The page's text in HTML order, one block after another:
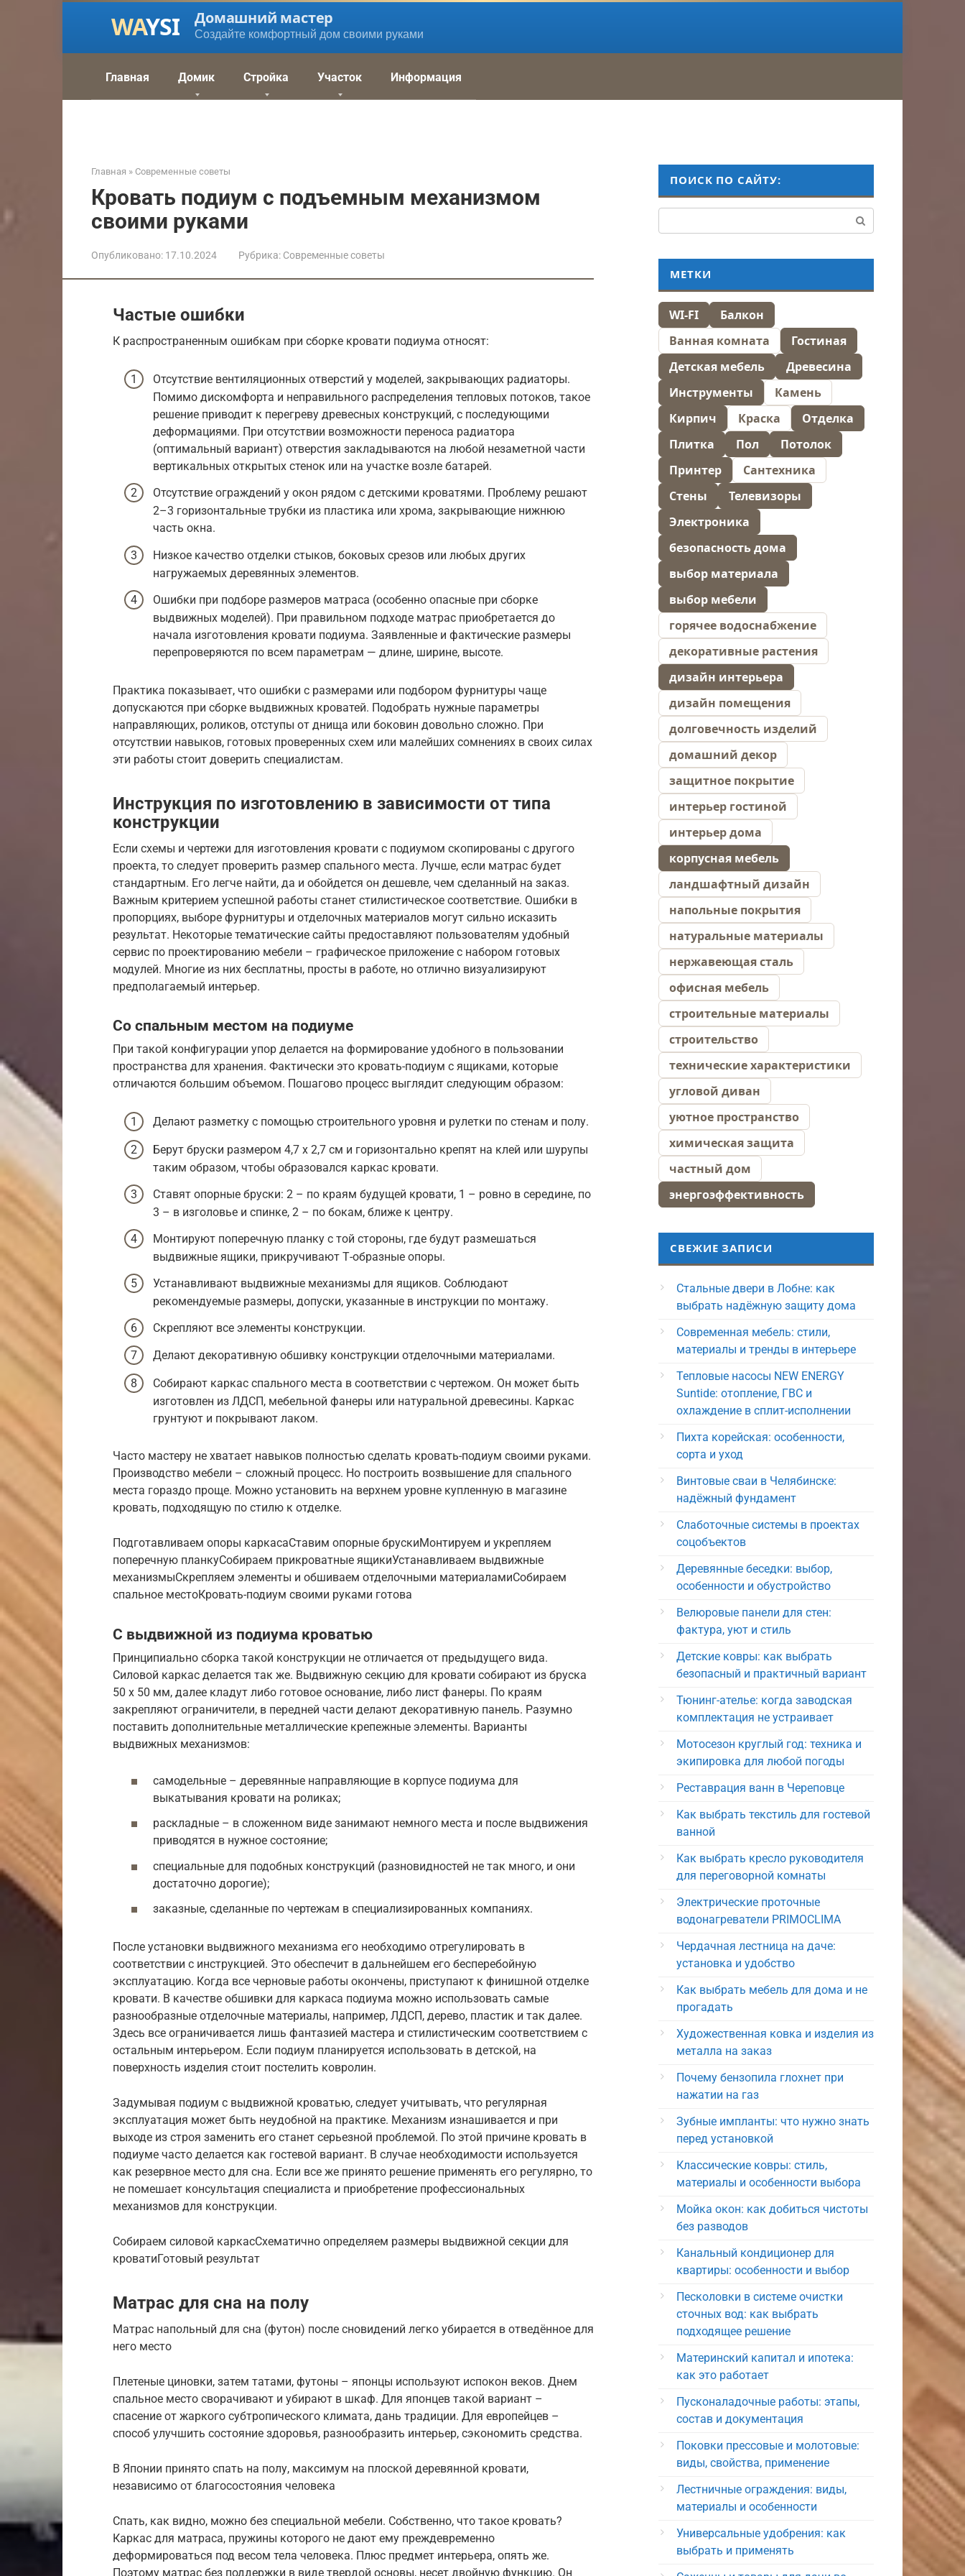
Домашний мастер
Создайте комфортный дом своими руками
Главная Домик Стройка Участок Информация
Главная » Современные советы
Кровать подиум с подъемным механизмом
своими руками
Опубликовано: 17.10.2024 Рубрика: Современные советы
Частые ошибки
К распространенным ошибкам при сборке кровати подиума относят:
Отсутствие вентиляционных отверстий у моделей, закрывающих радиаторы.
Помимо дискомфорта и неправильного распределения тепловых потоков, такое
решение приводит к перегреву древесных конструкций, с последующими
деформациями. При отсутствии возможности переноса радиатора
(оптимальный вариант) отверстия закладываются на любой незаметной части
вертикальных открытых стенок или на участке возле батарей.
Отсутствие ограждений у окон рядом с детскими кроватями. Проблему решают
2–3 горизонтальные трубки из пластика или хрома, закрывающие нижнюю
часть окна.
Низкое качество отделки стыков, боковых срезов или любых других
нагружаемых деревянных элементов.
Ошибки при подборе размеров матраса (особенно опасные при сборке
выдвижных моделей). При правильном подходе матрас приобретается до
начала изготовления кровати подиума. Заявленные и фактические размеры
перепроверяются по всем параметрам — длине, ширине, высоте.
Практика показывает, что ошибки с размерами или подбором фурнитуры чаще
допускаются при сборке выдвижных кроватей. Подобрать нужные параметры
направляющих, роликов, отступы от днища или боковин довольно сложно. При
отсутствии навыков, готовых проверенных схем или малейших сомнениях в своих силах
эти работы стоит доверить специалистам.
Инструкция по изготовлению в зависимости от типа
конструкции
Если схемы и чертежи для изготовления кровати с подиумом скопированы с другого
проекта, то следует проверить размер спального места. Лучше, если матрас будет
стандартным. Его легче найти, да и обойдется он дешевле, чем сделанный на заказ.
Важным критерием успешной работы станет стилистическое соответствие. Ошибки в
пропорциях, выборе фурнитуры и отделочных материалов могут сильно исказить
результат. Некоторые тематические сайты предоставляют пользователям удобный
сервис по проектированию мебели – графическое приложение с набором готовых
модулей. Многие из них бесплатны, просты в работе, но отлично визуализируют
предполагаемый интерьер.
Со спальным местом на подиуме
При такой конфигурации упор делается на формирование удобного в пользовании
пространства для хранения. Фактически это кровать-подиум с ящиками, которые
отличаются большим объемом. Пошагово процесс выглядит следующим образом:
Делают разметку с помощью строительного уровня и рулетки по стенам и полу.
Берут бруски размером 4,7 х 2,7 см и горизонтально крепят на клей или шурупы
таким образом, чтобы образовался каркас кровати.
Ставят опорные бруски: 2 – по краям будущей кровати, 1 – ровно в середине, по
3 – в изголовье и спинке, 2 – по бокам, ближе к центру.
Монтируют поперечную планку с той стороны, где будут размешаться
выдвижные ящики, прикручивают Т-образные опоры.
Устанавливают выдвижные механизмы для ящиков. Соблюдают
рекомендуемые размеры, допуски, указанные в инструкции по монтажу.
Скрепляют все элементы конструкции.
Делают декоративную обшивку конструкции отделочными материалами.
Собирают каркас спального места в соответствии с чертежом. Он может быть
изготовлен из ЛДСП, мебельной фанеры или натуральной древесины. Каркас
грунтуют и покрывают лаком.
Часто мастеру не хватает навыков полностью сделать кровать-подиум своими руками.
Производство мебели – сложный процесс. Но построить возвышение для спального
места гораздо проще. Можно установить на верхнем уровне купленную в магазине
кровать, подходящую по стилю к отделке.
Подготавливаем опоры каркасаСтавим опорные брускиМонтируем и укрепляем
поперечную планкуСобираем прикроватные ящикиУстанавливаем выдвижные
механизмыСкрепляем элементы и обшиваем отделочными материаламиСобираем
спальное местоКровать-подиум своими руками готова
С выдвижной из подиума кроватью
Принципиально сборка такой конструкции не отличается от предыдущего вида.
Силовой каркас делается так же. Выдвижную секцию для кровати собирают из бруска
50 х 50 мм, далее кладут либо готовое основание, либо лист фанеры. По краям
закрепляют ограничители, в передней части делают декоративную панель. Разумно
поставить дополнительные металлические крепежные элементы. Варианты
выдвижных механизмов:
самодельные – деревянные направляющие в корпусе подиума для
выкатывания кровати на роликах;
раскладные – в сложенном виде занимают немного места и после выдвижения
приводятся в нужное состояние;
специальные для подобных конструкций (разновидностей не так много, и они
достаточно дорогие);
заказные, сделанные по чертежам в специализированных компаниях.
После установки выдвижного механизма его необходимо отрегулировать в
соответствии с инструкцией. Это обеспечит в дальнейшем его бесперебойную
эксплуатацию. Когда все черновые работы окончены, приступают к финишной отделке
кровати. В качестве обшивки для каркаса подиума можно использовать самые
разнообразные отделочные материалы, например, ЛДСП, дерево, пластик и так далее.
Здесь все ограничивается лишь фантазией мастера и стилистическим соответствием с
остальным интерьером. Если подиум планируется использовать в детской, на
поверхность изделия стоит постелить ковролин.
Задумывая подиум с выдвижной кроватью, следует учитывать, что регулярная
эксплуатация может быть неудобной на практике. Механизм изнашивается и при
выходе из строя заменить его станет серьезной проблемой. По этой причине кровать в
подиуме часто делается как гостевой вариант. В случае необходимости используется
как резервное место для сна. Если все же принято решение применять его регулярно, то
не помешает консультация специалиста и приобретение профессиональных
механизмов для конструкции.
Собираем силовой каркасСхематично определяем размеры выдвижной секции для
кроватиГотовый результат
Матрас для сна на полу
Матрас напольный для сна (футон) после сновидений легко убирается в отведённое для
него место
Плетеные циновки, затем татами, футоны – японцы используют испокон веков. Днем
спальное место сворачивают и убирают в шкаф. Для японцев такой вариант –
спасение от жаркого субтропического климата, дань традиции. Для европейцев –
способ улучшить состояние здоровья, разнообразить интерьер, сэкономить средства.
В Японии принято спать на полу, максимум на плоской деревянной кровати,
независимо от благосостояния человека
Спать, как видно, можно без специальной мебели. Собственно, что такое кровать?
Каркас для матраса, пружины которого не дают ему преждевременно
деформироваться под весом тела человека. Плюс предмет интерьера, опять же.
Поэтому матрас без поддержки в виде твердой основы, несет двойную функцию. Он
ПОИСК ПО САЙТУ:
МЕТКИ
WI-FI
Балкон
Ванная комната
Гостиная
Детская мебель
Древесина
Инструменты
Камень
Кирпич
Краска
Отделка
Плитка
Пол
Потолок
Принтер
Сантехника
Стены
Телевизоры
Электроника
безопасность дома
выбор материала
выбор мебели
горячее водоснабжение
декоративные растения
дизайн интерьера
дизайн помещения
долговечность изделий
домашний декор
защитное покрытие
интерьер гостиной
интерьер дома
корпусная мебель
ландшафтный дизайн
напольные покрытия
натуральные материалы
нержавеющая сталь
офисная мебель
строительные материалы
строительство
технические характеристики
угловой диван
уютное пространство
химическая защита
частный дом
энергоэффективность
СВЕЖИЕ ЗАПИСИ
Стальные двери в Лобне: как
выбрать надёжную защиту дома
Современная мебель: стили,
материалы и тренды в интерьере
Тепловые насосы NEW ENERGY
Suntide: отопление, ГВС и
охлаждение в сплит-исполнении
Пихта корейская: особенности,
сорта и уход
Винтовые сваи в Челябинске:
надёжный фундамент
Слаботочные системы в проектах
соцобъектов
Деревянные беседки: выбор,
особенности и обустройство
Велюровые панели для стен:
фактура, уют и стиль
Детские ковры: как выбрать
безопасный и практичный вариант
Тюнинг-ателье: когда заводская
комплектация не устраивает
Мотосезон круглый год: техника и
экипировка для любой погоды
Реставрация ванн в Череповце
Как выбрать текстиль для гостевой
ванной
Как выбрать кресло руководителя
для переговорной комнаты
Электрические проточные
водонагреватели PRIMOCLIMA
Чердачная лестница на даче:
установка и удобство
Как выбрать мебель для дома и не
прогадать
Художественная ковка и изделия из
металла на заказ
Почему бензопила глохнет при
нажатии на газ
Зубные импланты: что нужно знать
перед установкой
Классические ковры: стиль,
материалы и особенности выбора
Мойка окон: как добиться чистоты
без разводов
Канальный кондиционер для
квартиры: особенности и выбор
Песколовки в системе очистки
сточных вод: как выбрать
подходящее решение
Материнский капитал и ипотека:
как это работает
Пусконаладочные работы: этапы,
состав и документация
Поковки прессовые и молотовые:
виды, свойства, применение
Лестничные ограждения: виды,
материалы и особенности
Универсальные удобрения: как
выбрать и применять